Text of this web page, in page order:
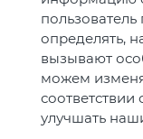
определять,
вызывают
можем
соответствии
улучшать